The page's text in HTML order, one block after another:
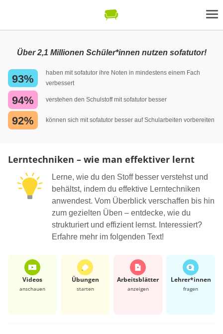
Über 2,1 Millionen Schüler*innen nutzen sofatutor!
93%
haben mit sofatutor ihre Noten in mindestens einem Fach
verbessert
94% verstehen den Schulstoff mit sofatutor besser
92% können sich mit sofatutor besser auf Schularbeiten vorbereiten
Lerntechniken – wie man effektiver lernt
Lerne, wie du den Stoff besser verstehst und
behältst, indem du effektive Lerntechniken
anwendest. Vom Überblick verschaffen bis hin
zum gezielten Üben – entdecke, wie du
strukturiert und effizient lernst. Interessiert?
Erfahre mehr im folgenden Text!
Videos
anschauen
Übungen
starten
Arbeits­blätter
anzeigen
Lehrer*​innen
fragen